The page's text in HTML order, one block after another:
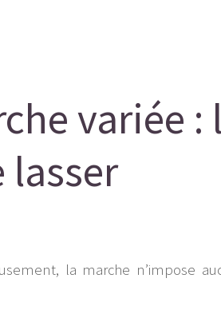
variée :
lasser
la marche n’impose